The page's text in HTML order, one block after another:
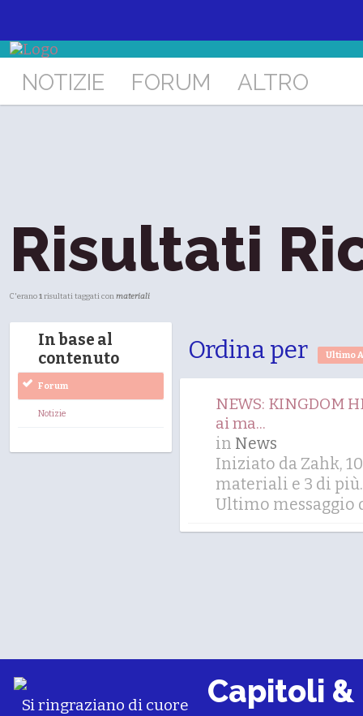
NOTIZIE FORUM ALTRO
Risultati
C'erano1risultati taggati conmateriali
In base al
contenuto
Forum
Notizie
Ordina per Ultimo
NEWS: KINGDOM
ai ma...
in News
Iniziato da Zahk,
materiali e 3 di
Ultimo messaggio
Si ringraziano di cuore
Capitoli &